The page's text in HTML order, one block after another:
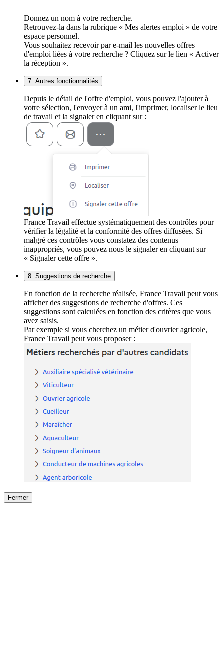
Donnez un nom à votre recherche.
Retrouvez-la dans la rubrique « Mes alertes emploi » de votre
espace personnel.
Vous souhaitez recevoir par e-mail les nouvelles offres
d'emploi liées à votre recherche ? Cliquez sur le lien « Activer
la réception ».
7. Autres fonctionnalités
Depuis le détail de l'offre d'emploi, vous pouvez l'ajouter à
votre sélection, l'envoyer à un ami, l'imprimer, localiser le lieu
de travail et la signaler en cliquant sur :
France Travail effectue systématiquement des contrôles pour
vérifier la légalité et la conformité des offres diffusées. Si
malgré ces contrôles vous constatez des contenus
inappropriés, vous pouvez nous le signaler en cliquant sur
« Signaler cette offre ».
8. Suggestions de recherche
En fonction de la recherche réalisée, France Travail peut vous
afficher des suggestions de recherche d'offres. Ces
suggestions sont calculées en fonction des critères que vous
avez saisis.
Par exemple si vous cherchez un métier d'ouvrier agricole,
France Travail peut vous proposer :
Fermer